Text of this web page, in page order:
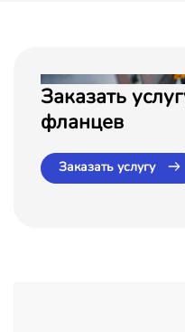
Заказать
фланцев
Заказать услугу